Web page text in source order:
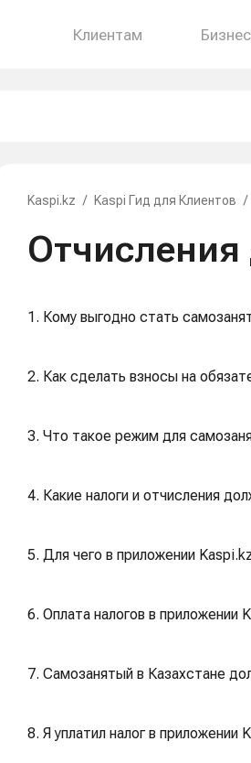
Клиентам
Kaspi.kz / Kaspi Гид для Клиентов /
1. Кому выгодно стать
2. Как сделать взносы на
3. Что такое режим для
4. Какие налоги и отчисления
5. Для чего в приложении
6. Оплата налогов в приложении
7. Самозанятый в Казахстане
8. Я уплатил налог в